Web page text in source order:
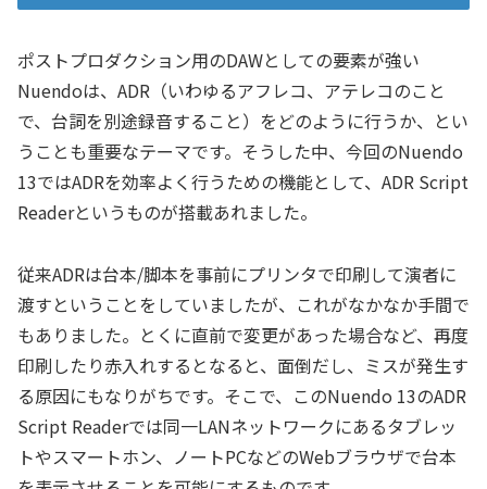
ポストプロダクション用のDAWとしての要素が強い
Nuendoは、ADR（いわゆるアフレコ、アテレコのこと
で、台詞を別途録音すること）をどのように行うか、とい
うことも重要なテーマです。そうした中、今回のNuendo
13ではADRを効率よく行うための機能として、ADR Script
Readerというものが搭載あれました。
従来ADRは台本/脚本を事前にプリンタで印刷して演者に
渡すということをしていましたが、これがなかなか手間で
もありました。とくに直前で変更があった場合など、再度
印刷したり赤入れするとなると、面倒だし、ミスが発生す
る原因にもなりがちです。そこで、このNuendo 13のADR
Script Readerでは同一LANネットワークにあるタブレッ
トやスマートホン、ノートPCなどのWebブラウザで台本